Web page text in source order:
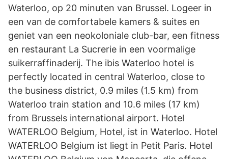
Waterloo, op 20 minuten van Brussel. Logeer in
een van de comfortabele kamers & suites en
geniet van een neokoloniale club-bar, een fitness
en restaurant La Sucrerie in een voormalige
suikerraffinaderij. The ibis Waterloo hotel is
perfectly located in central Waterloo, close to
the business district, 0.9 miles (1.5 km) from
Waterloo train station and 10.6 miles (17 km)
from Brussels international airport. Hotel
WATERLOO Belgium, Hotel, ist in Waterloo. Hotel
WATERLOO Belgium ist liegt in Petit Paris. Hotel